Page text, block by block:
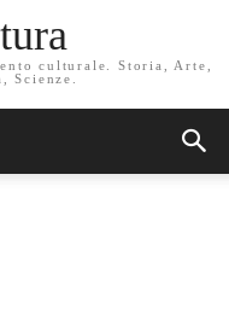
culturale. Storia, Arte,
Scienze.